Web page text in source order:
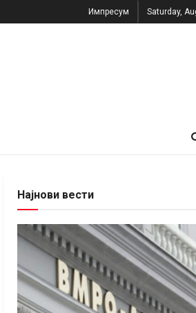
Импресум Saturday,
Најнови вести